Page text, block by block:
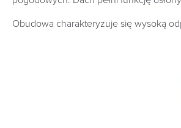
Obudowa charakteryzuje się wysoką